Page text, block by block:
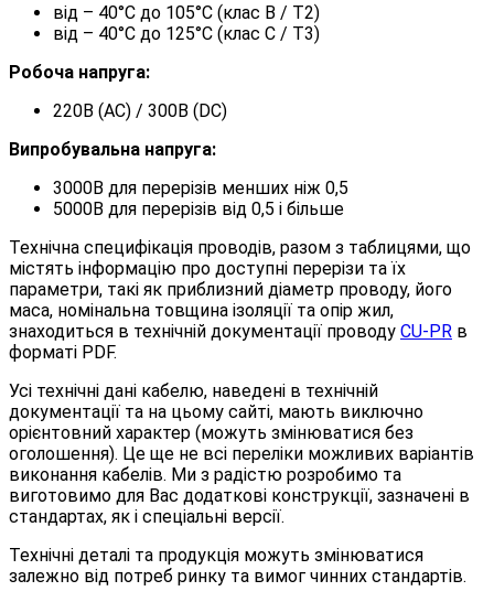
від – 40°C до 105°C (клас B / T2)
від – 40°C до 125°C (клас C / T3)
Робоча напруга:
220В (AC) / 300В (DC)
Випробувальна напруга:
3000В для перерізів менших ніж 0,5
5000В для перерізів від 0,5 і більше
Технічна специфікація проводів, разом з таблицями, що
містять інформацію про доступні перерізи та їх
параметри, такі як приблизний діаметр проводу, його
маса, номінальна товщина ізоляції та опір жил,
знаходиться в технічній документації проводу CU-PR в
форматі PDF.
Усі технічні дані кабелю, наведені в технічній
документації та на цьому сайті, мають виключно
орієнтовний характер (можуть змінюватися без
оголошення). Це ще не всі переліки можливих варіантів
виконання кабелів. Ми з радістю розробимо та
виготовимо для Вас додаткові конструкції, зазначені в
стандартах, як і спеціальні версії.
Технічні деталі та продукція можуть змінюватися
залежно від потреб ринку та вимог чинних стандартів.